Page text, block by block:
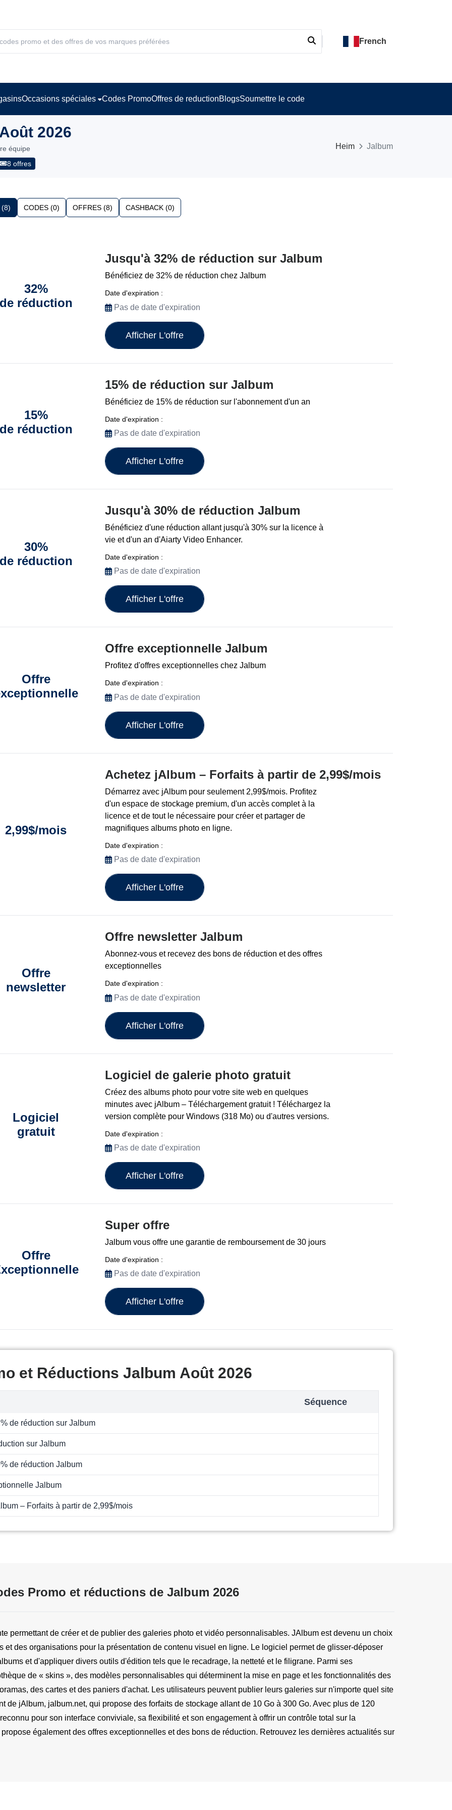
French
Occasions spéciales Codes PromoOffres de reductionBlogsSoumettre le code
2026
équipe
8 offres
Heim Jalbum
(8) CODES (0) OFFRES (8) CASHBACK (0)
32%
réduction
Jusqu'à 32% de réduction sur Jalbum
Bénéficiez de 32% de réduction chez Jalbum
Date d'expiration :
Pas de date d'expiration
Afficher L'offre
15%
réduction
15% de réduction sur Jalbum
Bénéficiez de 15% de réduction sur l'abonnement d'un an
Date d'expiration :
Pas de date d'expiration
Afficher L'offre
30%
réduction
Jusqu'à 30% de réduction Jalbum
Bénéficiez d'une réduction allant jusqu'à 30% sur la licence à
vie et d'un an d'Aiarty Video Enhancer.
Date d'expiration :
Pas de date d'expiration
Afficher L'offre
Offre
Offre exceptionnelle Jalbum
Profitez d'offres exceptionnelles chez Jalbum
Date d'expiration :
Pas de date d'expiration
Afficher L'offre
2,99$/mois
Achetez jAlbum – Forfaits à partir de 2,99$/mois
Démarrez avec jAlbum pour seulement 2,99$/mois. Profitez
d'un espace de stockage premium, d'un accès complet à la
licence et de tout le nécessaire pour créer et partager de
magnifiques albums photo en ligne.
Date d'expiration :
Pas de date d'expiration
Afficher L'offre
Offre
newsletter
Offre newsletter Jalbum
Abonnez-vous et recevez des bons de réduction et des offres
exceptionnelles
Date d'expiration :
Pas de date d'expiration
Afficher L'offre
Logiciel
gratuit
Logiciel de galerie photo gratuit
Créez des albums photo pour votre site web en quelques
minutes avec jAlbum – Téléchargement gratuit ! Téléchargez la
version complète pour Windows (318 Mo) ou d'autres versions.
Date d'expiration :
Pas de date d'expiration
Afficher L'offre
Offre
Super offre
Jalbum vous offre une garantie de remboursement de 30 jours
Date d'expiration :
Pas de date d'expiration
Afficher L'offre
et Réductions Jalbum Août 2026
Séquence
de réduction sur Jalbum
sur Jalbum
de réduction Jalbum
Jalbum
– Forfaits à partir de 2,99$/mois
Promo et réductions de Jalbum 2026
permettant de créer et de publier des galeries photo et vidéo personnalisables. JAlbum est devenu un choix
et des organisations pour la présentation de contenu visuel en ligne. Le logiciel permet de glisser-déposer
et d'appliquer divers outils d'édition tels que le recadrage, la netteté et le filigrane. Parmi ses
de « skins », des modèles personnalisables qui déterminent la mise en page et les fonctionnalités des
des cartes et des paniers d'achat. Les utilisateurs peuvent publier leurs galeries sur n'importe quel site
de jAlbum, jalbum.net, qui propose des forfaits de stockage allant de 10 Go à 300 Go. Avec plus de 120
pour son interface conviviale, sa flexibilité et son engagement à offrir un contrôle total sur la
également des offres exceptionnelles et des bons de réduction. Retrouvez les dernières actualités sur